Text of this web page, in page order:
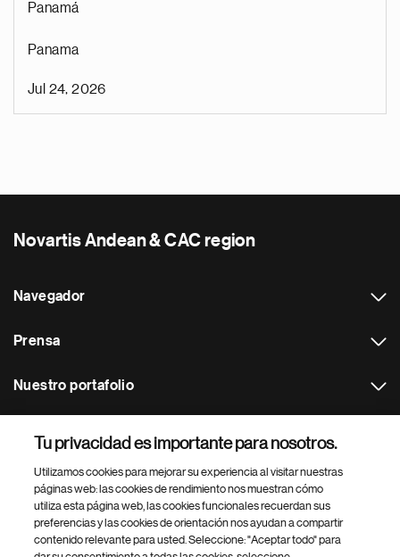
Panamá
Panama
Jul 24, 2026
Novartis Andean & CAC region
Navegador
Prensa
Nuestro portafolio
Footer Site Search
Tu privacidad es importante para nosotros.
Utilizamos cookies para mejorar su experiencia al visitar nuestras
páginas web: las cookies de rendimiento nos muestran cómo
utiliza esta página web, las cookies funcionales recuerdan sus
preferencias y las cookies de orientación nos ayudan a compartir
contenido relevante para usted. Seleccione: "Aceptar todo" para